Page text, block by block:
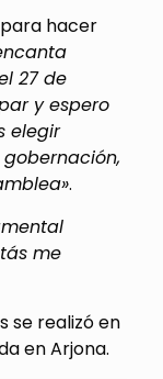
hacer
27 de
y espero
elegir
.
me
se realizó en
en Arjona.